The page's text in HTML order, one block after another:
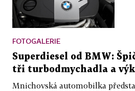
FOTOGALERIE
Superdiesel od BMW:
tři turbodmychadla a
Mnichovská automobilka